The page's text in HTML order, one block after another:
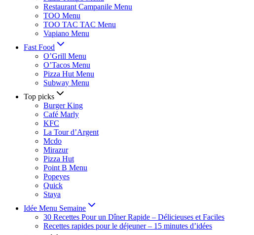
Restaurant Campanile Menu
TOO Menu
TOO TAC TAC Menu
Vapiano Menu
Fast Food
O’Grill Menu
O’Tacos Menu
Pizza Hut Menu
Subway Menu
Top picks
Burger King
Café Marly
KFC
La Tour d’Argent
Mcdo
Mirazur
Pizza Hut
Point B Menu
Popeyes
Quick
Staya
Idée Menu Semaine
30 Recettes Pour un Dîner Rapide – Délicieuses et Faciles
Recettes rapides pour le déjeuner – 15 minutes d’idées